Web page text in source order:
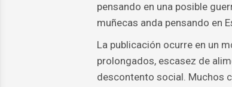
pensando en una posible
muñecas anda pensando en
La publicación ocurre en un
prolongados, escasez de
descontento social. Muchos